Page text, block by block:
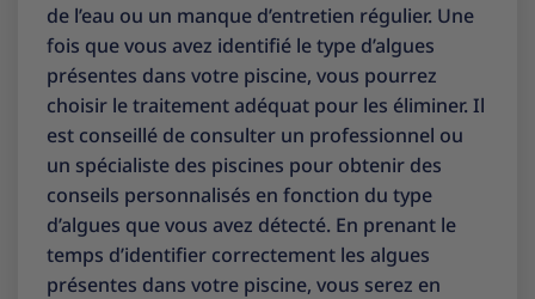
de l’eau ou un manque d’entretien régulier. Une
fois que vous avez identifié le type d’algues
présentes dans votre piscine, vous pourrez
choisir le traitement adéquat pour les éliminer. Il
est conseillé de consulter un professionnel ou
un spécialiste des piscines pour obtenir des
conseils personnalisés en fonction du type
d’algues que vous avez détecté. En prenant le
temps d’identifier correctement les algues
présentes dans votre piscine, vous serez en